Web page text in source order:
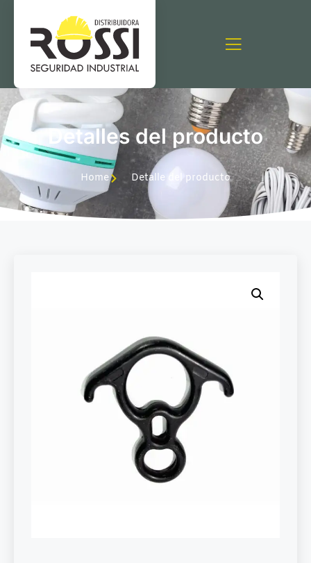
Detalles del producto
Home Detalle del producto